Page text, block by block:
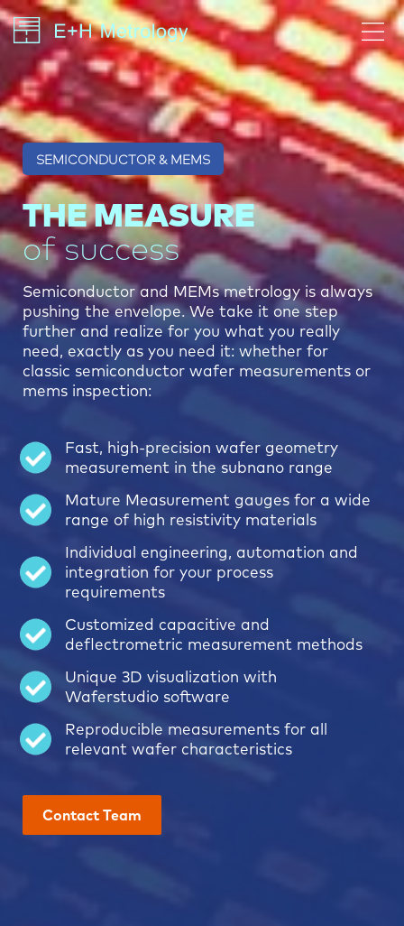
SEMICONDUCTOR & MEMS
THE MEASURE
of success
Semiconductor and MEMs metrology is always
pushing the envelope. We take it one step
further and realize for you what you really
need, exactly as you need it: whether for
classic semiconductor wafer measurements or
mems inspection:
Fast, high-precision wafer geometry
measurement in the subnano range
Mature Measurement gauges for a wide
range of high resistivity materials
Individual engineering, automation and
integration for your process
requirements
Customized capacitive and
deflectrometric measurement methods
Unique 3D visualization with
Waferstudio software
Reproducible measurements for all
relevant wafer characteristics
Contact Team